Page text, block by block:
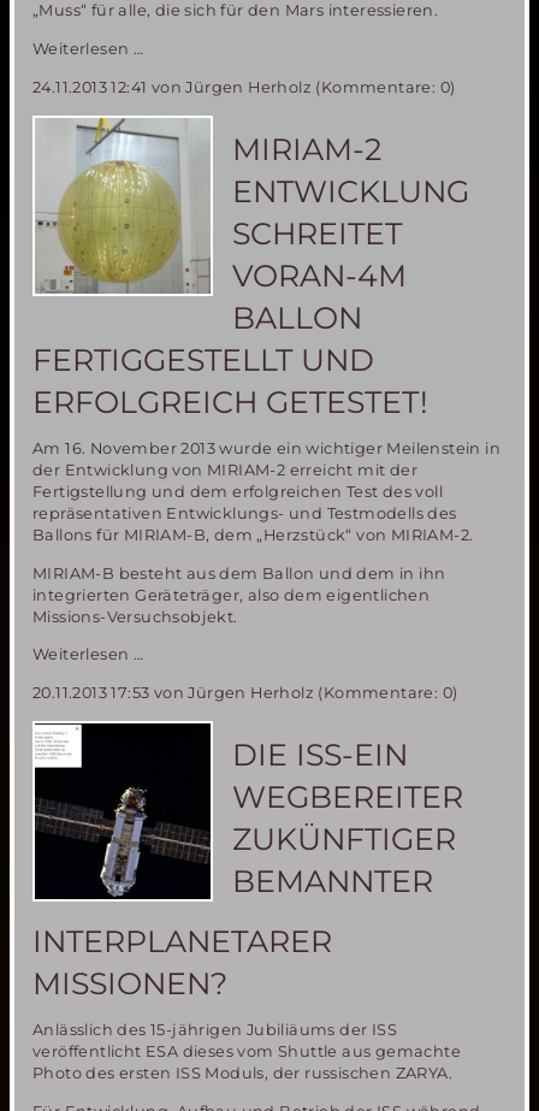
„Muss“ für alle, die sich für den Mars interessieren.
Weiterlesen …
Mars
Express-
neue
Erkenntnisse
zur
Vergangenheit
Mars
24.11.2013 12:41 von Jürgen Herholz (Kommentare: 0)
MIRIAM-2
ENTWICKLUNG
SCHREITET
VORAN-4M
BALLON
FERTIGGESTELLT UND
ERFOLGREICH GETESTET!
Am 16. November 2013 wurde ein wichtiger Meilenstein in
der Entwicklung von MIRIAM-2 erreicht mit der
Fertigstellung und dem erfolgreichen Test des voll
repräsentativen Entwicklungs- und Testmodells des
Ballons für MIRIAM-B, dem „Herzstück“ von MIRIAM-2.
MIRIAM-B besteht aus dem Ballon und dem in ihn
integrierten Geräteträger, also dem eigentlichen
Missions-Versuchsobjekt.
Weiterlesen …
Entwicklung
schreitet
fertiggestellt
und
erfolgreich
getestet!
20.11.2013 17:53 von Jürgen Herholz (Kommentare: 0)
DIE ISS-EIN
WEGBEREITER
ZUKÜNFTIGER
BEMANNTER
INTERPLANETARER
MISSIONEN?
Anlässlich des 15-jährigen Jubiliäums der ISS
veröffentlicht ESA dieses vom Shuttle aus gemachte
Photo des ersten ISS Moduls, der russischen ZARYA.